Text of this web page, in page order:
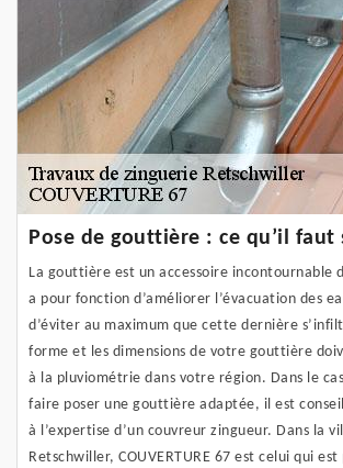
Pose de gouttière : ce qu’il faut
La gouttière est un accessoire incontournable
a pour fonction d’améliorer l’évacuation des
d’éviter au maximum que cette dernière
forme et les dimensions de votre gouttière
à la pluviométrie dans votre région. Dans le
faire poser une gouttière adaptée, il est
à l’expertise d’un couvreur zingueur. Dans la
Retschwiller, COUVERTURE 67 est celui qui